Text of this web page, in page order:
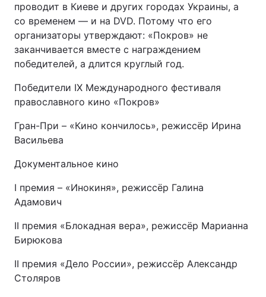
проводит в Киеве и других городах Украины, а
со временем — и на DVD. Потому что его
организаторы утверждают: «Покров» не
заканчивается вместе с награждением
победителей, а длится круглый год.
Победители IX Международного фестиваля
православного кино «Покров»
Гран-При – «Кино кончилось», режиссёр Ирина
Васильева
Документальное кино
I премия – «Инокиня», режиссёр Галина
Адамович
II премия «Блокадная вера», режиссёр Марианна
Бирюкова
II премия «Дело России», режиссёр Александр
Столяров